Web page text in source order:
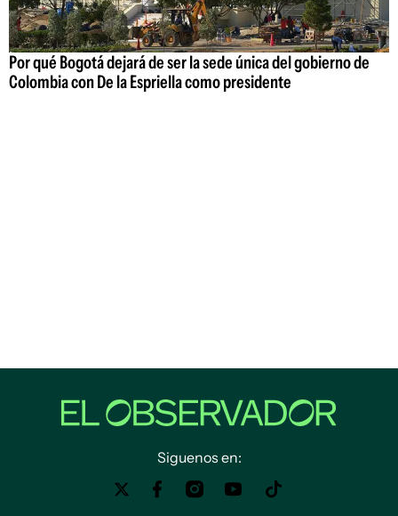
Por qué Bogotá dejará de ser la sede única del gobierno de
Colombia con De la Espriella como presidente
Siguenos en: